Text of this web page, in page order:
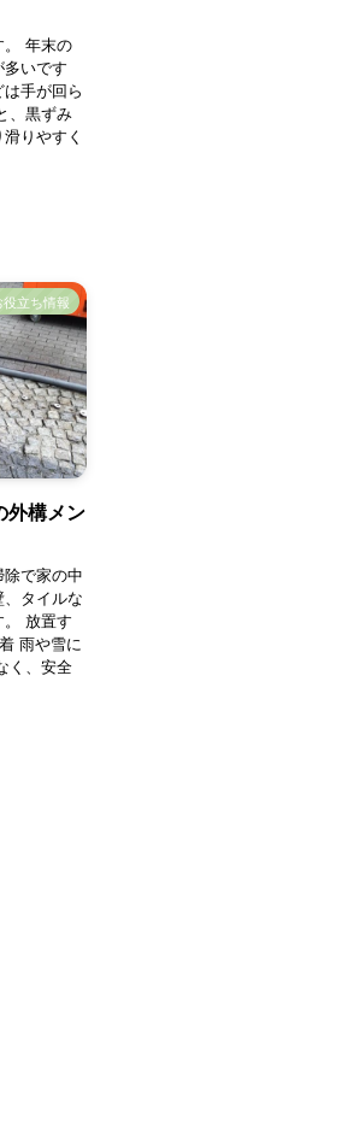
。 年末の
いです
手が回ら
、黒ずみ
りやすく
役立ち情報
外構メン
で家の中
タイルな
放置す
雨や雪に
く、安全